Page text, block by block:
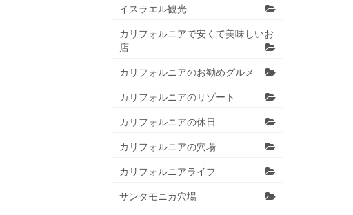
イスラエル観光
カリフォルニアで安くて美味しいお
店
カリフォルニアのお勧めグルメ
カリフォルニアのリゾート
カリフォルニアの休日
カリフォルニアの穴場
カリフォルニアライフ
サンタモニカ穴場